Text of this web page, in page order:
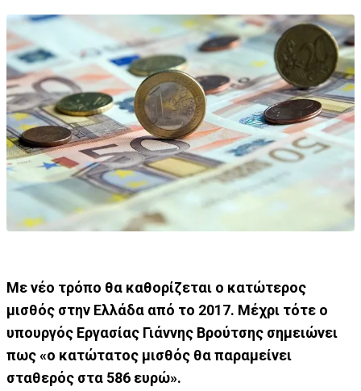
Με νέο τρόπο θα καθορίζεται ο κατώτερος
μισθός στην Ελλάδα από το 2017. Μέχρι τότε ο
υπουργός Εργασίας Γιάννης Βρούτσης σημειώνει
πως «ο κατώτατος μισθός θα παραμείνει
σταθερός στα 586 ευρώ».